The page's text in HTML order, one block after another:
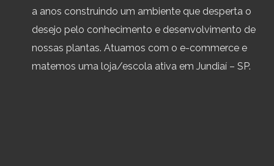
a anos construindo um ambiente que desperta o
desejo pelo conhecimento e desenvolvimento de
nossas plantas. Atuamos com o e-commerce e
matemos uma loja/escola ativa em Jundiaí – SP.